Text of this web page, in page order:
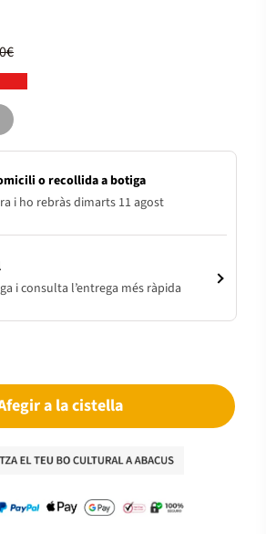
o recollida a botiga
i ho rebràs dimarts 11 agost
i consulta l’entrega més ràpida
a la cistella